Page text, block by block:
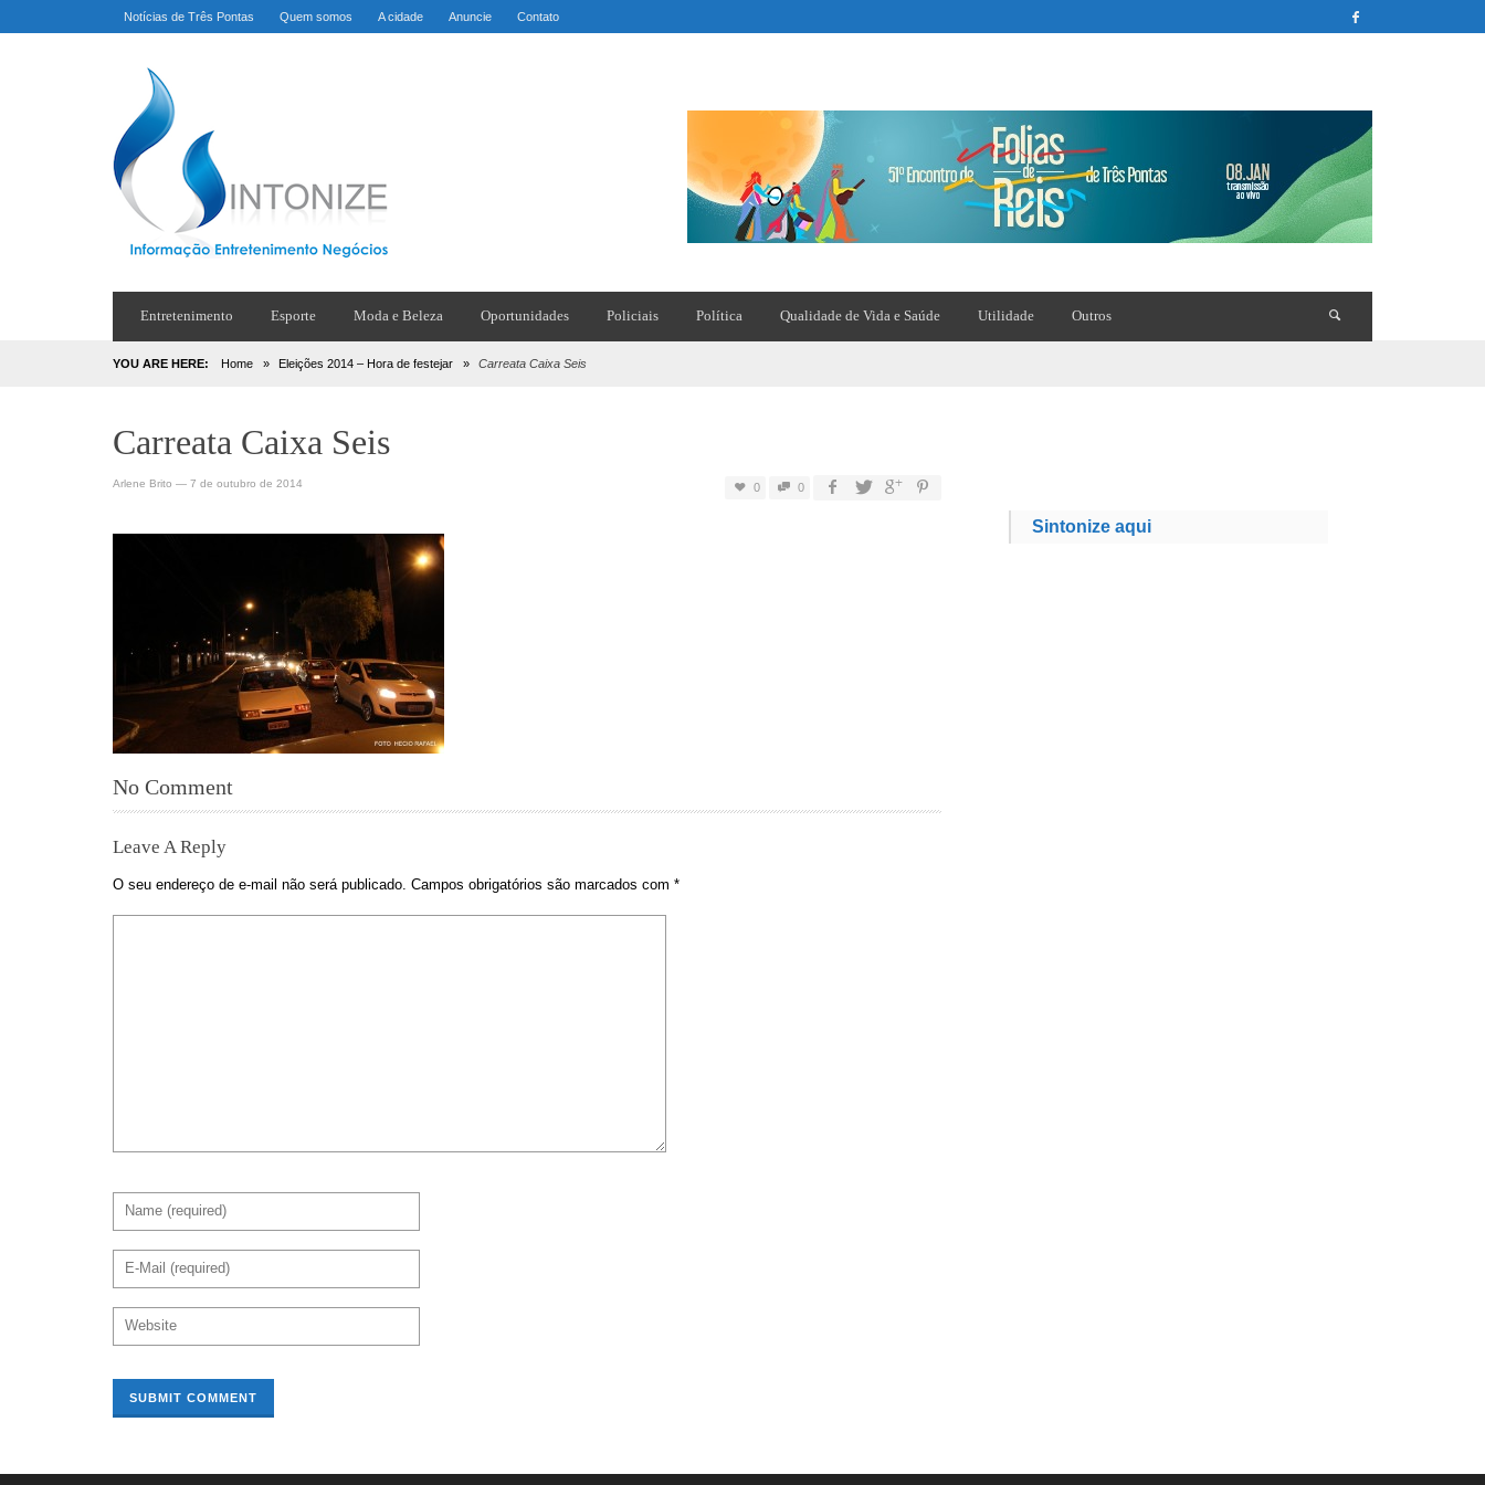
Notícias de Três Pontas Quem somos A cidade Anuncie Contato
Entretenimento Esporte Moda e Beleza Oportunidades Policiais Política Qualidade de Vida e Saúde Utilidade Outros
YOU ARE HERE: Home » Eleições 2014 – Hora de festejar » Carreata Caixa Seis
Carreata Caixa Seis
Arlene Brito — 7 de outubro de 2014 0 0
No Comment
Leave A Reply
O seu endereço de e-mail não será publicado. Campos obrigatórios são marcados com *
Sintonize aqui